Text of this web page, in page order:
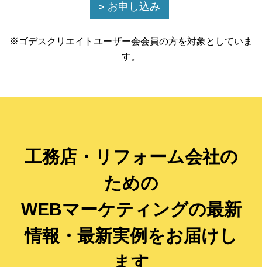
お申し込み
※ゴデスクリエイトユーザー会会員の方を対象としていま
す。
工務店・リフォーム会社の
ための
WEBマーケティングの最新
情報・最新実例をお届けし
ます